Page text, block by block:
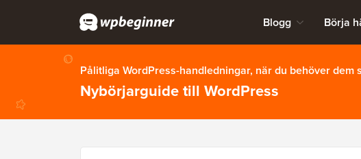
Blogg Börja
Pålitliga WordPress-handledningar, när du behöver dem
Nybörjarguide till WordPress